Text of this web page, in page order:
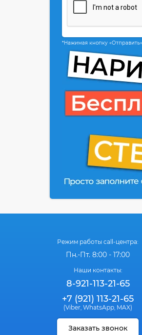
*Нажимая кнопку
Режим работы call-центра:
Пн.-Пт. 8:00 - 17:00
Наши контакты:
8-921-113-21-65
+7 (921) 113-21-65
(Viber, WhatsApp, MAX)
Заказать звонок